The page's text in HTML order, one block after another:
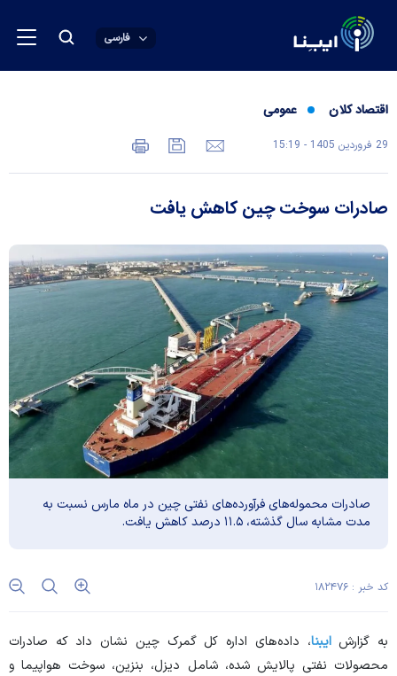
فارسی
اقتصاد کلان عمومی
29 فروردين 1405 - 15:19
صادرات سوخت چین کاهش یافت
صادرات محموله‌های فرآورده‌های نفتی چین در ماه مارس نسبت به
مدت مشابه سال گذشته، ۱۱.۵ درصد کاهش یافت.
کد خبر : ۱۸۲۴۷۶
به گزارشایبنا، داده‌های اداره کل گمرک چین نشان داد که صادرات
محصولات نفتی پالایش شده، شامل دیزل، بنزین، سوخت هواپیما و